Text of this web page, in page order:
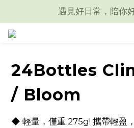
遇見好日常，陪你
24Bottles
/ Bloom
◆ 輕量，僅重 275g! 攜帶輕盈